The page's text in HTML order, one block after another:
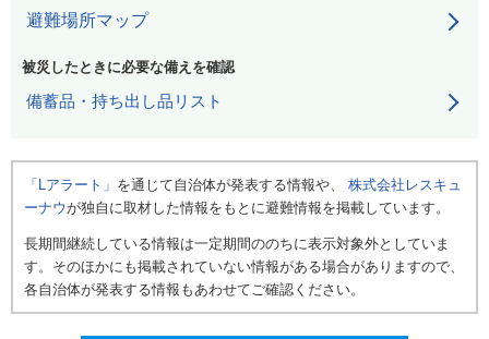
避難場所マップ
被災したときに必要な備えを確認
備蓄品・持ち出し品リスト
「Lアラート」 を通じて自治体が発表する情報や、 株式会社レスキュ
ーナウが独自に取材した情報をもとに避難情報を掲載しています。
長期間継続している情報は一定期間ののちに表示対象外としていま
す。そのほかにも掲載されていない情報がある場合がありますので、
各自治体が発表する情報もあわせてご確認ください。